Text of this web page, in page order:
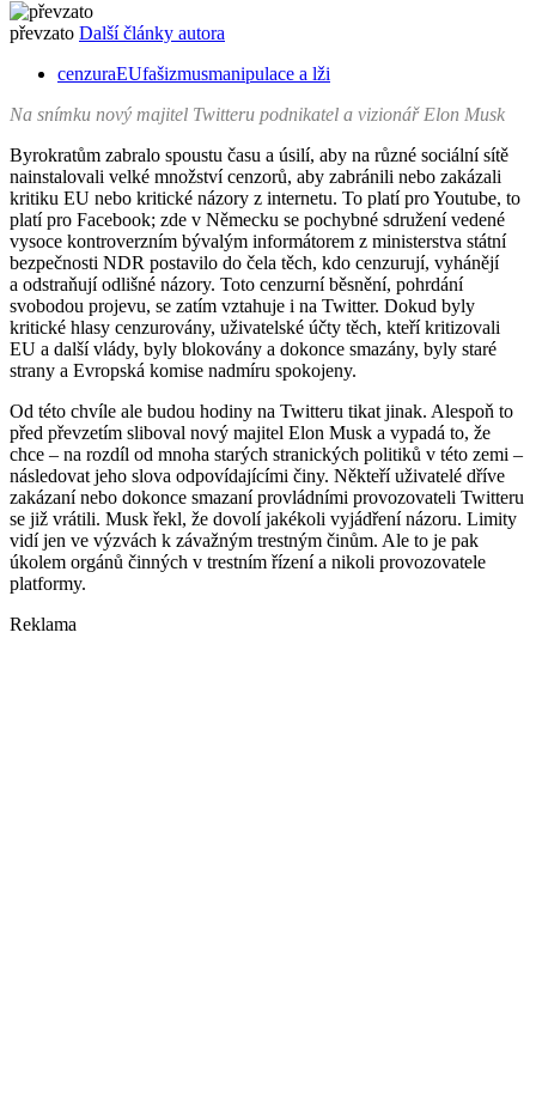
Musk,
majitel
Von
der
Leyenová
a spol.
propadají
panice
převzato Další články autora
cenzuraEUfašizmusmanipulace a lži
Na snímku nový majitel Twitteru podnikatel a vizionář Elon Musk
Byrokratům zabralo spoustu času a úsilí, aby na různé sociální sítě
nainstalovali velké množství cenzorů, aby zabránili nebo zakázali
kritiku EU nebo kritické názory z internetu. To platí pro Youtube, to
platí pro Facebook; zde v Německu se pochybné sdružení vedené
vysoce kontroverzním bývalým informátorem z ministerstva státní
bezpečnosti NDR postavilo do čela těch, kdo cenzurují, vyhánějí
a odstraňují odlišné názory. Toto cenzurní běsnění, pohrdání
svobodou projevu, se zatím vztahuje i na Twitter. Dokud byly
kritické hlasy cenzurovány, uživatelské účty těch, kteří kritizovali
EU a další vlády, byly blokovány a dokonce smazány, byly staré
strany a Evropská komise nadmíru spokojeny.
Od této chvíle ale budou hodiny na Twitteru tikat jinak. Alespoň to
před převzetím sliboval nový majitel Elon Musk a vypadá to, že
chce – na rozdíl od mnoha starých stranických politiků v této zemi –
následovat jeho slova odpovídajícími činy. Někteří uživatelé dříve
zakázaní nebo dokonce smazaní provládními provozovateli Twitteru
se již vrátili. Musk řekl, že dovolí jakékoli vyjádření názoru. Limity
vidí jen ve výzvách k závažným trestným činům. Ale to je pak
úkolem orgánů činných v trestním řízení a nikoli provozovatele
platformy.
Reklama